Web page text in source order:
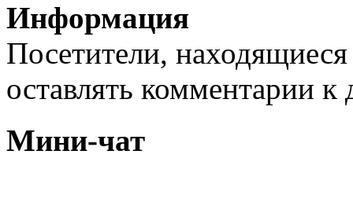
Информация
Посетители,
оставлять комментарии
Мини-чат